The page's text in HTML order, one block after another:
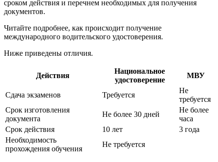
сроком действия и перечнем необходимых для получения
документов.
Читайте подробнее, как происходит получение
международного водительского удостоверения.
Ниже приведены отличия.
Действия
Национальное
удостоверение
МВУ
Сдача экзаменов Требуется
Не
требуется
Срок изготовления
документа
Не более 30 дней
Не более
часа
Срок действия
10 лет
3 года
Необходимость
прохождения обучения
Не требуется